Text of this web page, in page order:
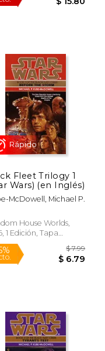
50%
$
Fleet Trilogy 1
Wars) (en Inglés)
McDowell, Michael P.
House Worlds,
1 Edición, Tapa
Nuevo